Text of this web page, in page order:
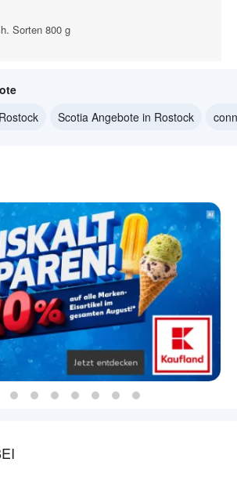
Sorten 800 g
Scotia Angebote in Rostock